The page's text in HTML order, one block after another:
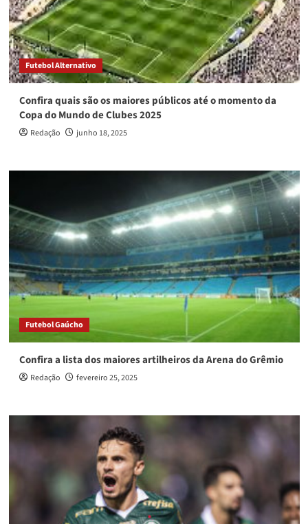
Futebol Alternativo
Confira quais são os maiores públicos até o momento da
Copa do Mundo de Clubes 2025
Redação junho 18, 2025
Futebol Gaúcho
Confira a lista dos maiores artilheiros da Arena do Grêmio
Redação fevereiro 25, 2025